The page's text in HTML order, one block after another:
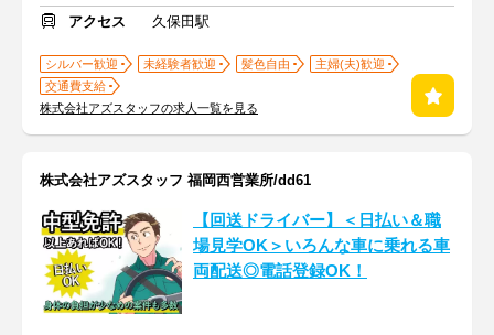
アクセス
久保田駅
シルバー歓迎 未経験者歓迎 髪色自由
主婦(夫)歓迎
交通費支給
株式会社アズスタッフの求人一覧を見る
株式会社アズスタッフ 福岡西営業所/dd61
【回送ドライバー】＜日払い＆職
場見学OK＞いろんな車に乗れる車
両配送◎電話登録OK！